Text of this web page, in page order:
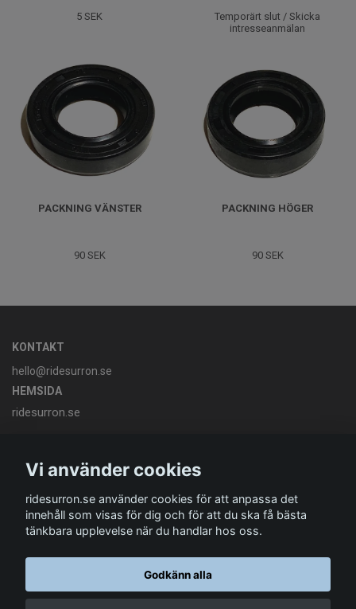
5 SEK
Temporärt slut / Skicka
intresseanmälan
PACKNING VÄNSTER
90 SEK
PACKNING HÖGER
90 SEK
KONTAKT
hello@ridesurron.se
HEMSIDA
ridesurron.se
Vi skapar högpresterande elektriska motorcyklar av premium-
kvalitet tillgängliga för alla.
Vi använder cookies
ridesurron.se använder cookies för att anpassa det
innehåll som visas för dig och för att du ska få bästa
tänkbara upplevelse när du handlar hos oss.
Godkänn alla